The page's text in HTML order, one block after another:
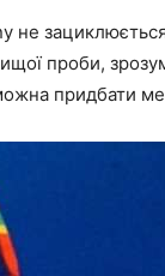
не
проби,
придбати